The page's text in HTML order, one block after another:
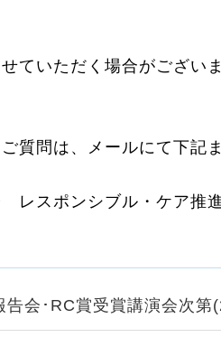
ていただく場合がございま
質問は、メールにて下記
レスポンシブル・ケア
会･RC賞受賞講演会次第